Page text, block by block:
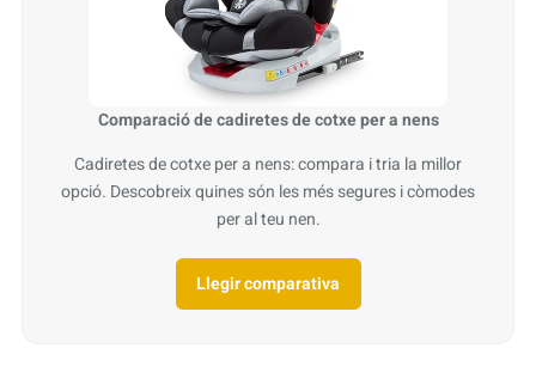
Comparació de cadiretes de cotxe per a nens
Cadiretes de cotxe per a nens: compara i tria la millor
opció. Descobreix quines són les més segures i còmodes
per al teu nen.
Llegir comparativa